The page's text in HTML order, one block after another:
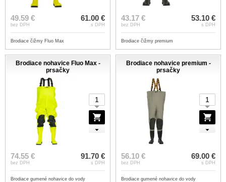
49.59 €
bez DPH
61.00 €
s DPH
Brodiace čižmy Fluo Max
43.17 €
bez DPH
53.10 €
s DPH
Brodiace čižmy premium
Brodiace nohavice Fluo Max -
prsačky
74.55 €
bez DPH
91.70 €
s DPH
Brodiace gumené nohavice do vody
Brodiace nohavice premium -
prsačky
56.10 €
bez DPH
69.00 €
s DPH
Brodiace gumené nohavice do vody